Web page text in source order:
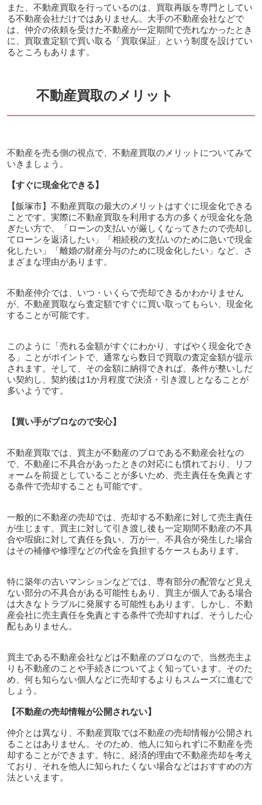
また、不動産買取を行っているのは、買取再販を専門としてい
る不動産会社だけではありません。大手の不動産会社などで
は、仲介の依頼を受けた不動産が一定期間で売れなかったとき
に、買取査定額で買い取る「買取保証」という制度を設けてい
るところもあります。
不動産買取のメリット
不動産を売る側の視点で、不動産買取のメリットについてみて
いきましょう。
【すぐに現金化できる】
【飯塚市】不動産買取の最大のメリットはすぐに現金化できる
ことです。実際に不動産買取を利用する方の多くが現金化を急
ぎたい方で、「ローンの支払いが厳しくなってきたので売却し
てローンを返済したい」「相続税の支払いのために急いで現金
化したい」「離婚の財産分与のために現金化したい」など、さ
まざまな理由があります。
不動産仲介では、いつ・いくらで売却できるかわかりません
が、不動産買取なら査定額ですぐに買い取ってもらい、現金化
することが可能です。
このように「売れる金額がすぐにわかり、すばやく現金化でき
る」ことがポイントで、通常なら数日で買取の査定金額が提示
されます。そして、その金額に納得できれば、条件が整いしだ
い契約し、契約後は1か月程度で決済・引き渡しとなることが
多いようです。
【買い手がプロなので安心】
不動産買取では、買主が不動産のプロである不動産会社なの
で、不動産に不具合があったときの対応にも慣れており、リフ
ォームを前提としていることが多いため、売主責任を免責とす
る条件で売却することも可能です。
一般的に不動産の売却では、売却する不動産に対して売主責任
が生じます。買主に対して引き渡し後も一定期間不動産の不具
合や瑕疵に対して責任を負い、万が一、不具合が発生した場合
はその補修や修理などの代金を負担するケースもあります。
特に築年の古いマンションなどでは、専有部分の配管など見え
ない部分の不具合がある可能性もあり、買主が個人である場合
は大きなトラブルに発展する可能性もあります。しかし、不動
産会社に売主責任を免責とする条件で売却すれば、そうした心
配もありません。
買主である不動産会社などは不動産のプロなので、当然売主よ
りも不動産のことや手続きについてよく知っています。そのた
め、何も知らない個人などに売却するよりもスムーズに進むで
しょう。
【不動産の売却情報が公開されない】
仲介とは異なり、不動産買取では不動産の売却情報が公開され
ることはありません。そのため、他人に知られずに不動産を売
却することができます。特に、経済的理由で不動産売却を考え
ており、それを他人に知られたくない場合などはおすすめの方
法といえます。